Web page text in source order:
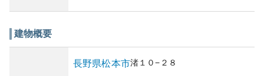
建物概要
長野県松本市渚１０−２８